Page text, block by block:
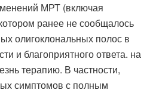
МРТ (включая
ранее не сообщалось
олигоклональных полос в
и благоприятного ответа. на
терапию. В частности,
симптомов с полным